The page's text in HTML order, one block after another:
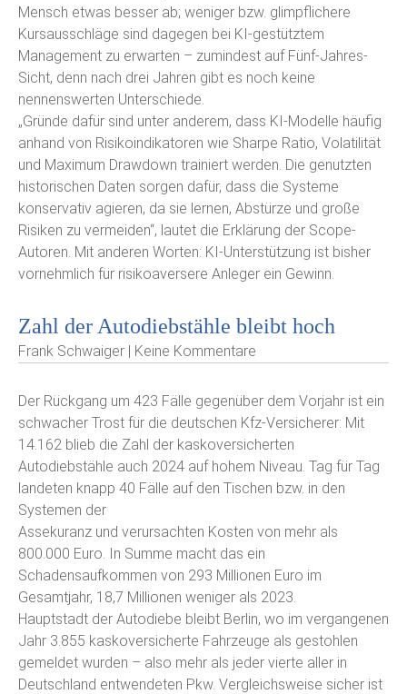
Mensch etwas besser ab; weniger bzw. glimpflichere
Kursausschläge sind dagegen bei KI-gestütztem
Management zu erwarten – zumindest auf Fünf-Jahres-
Sicht, denn nach drei Jahren gibt es noch keine
nennenswerten Unterschiede.
„Gründe dafür sind unter anderem, dass KI-Modelle häufig
anhand von Risikoindikatoren wie Sharpe Ratio, Volatilität
und Maximum Drawdown trainiert werden. Die genutzten
historischen Daten sorgen dafür, dass die Systeme
konservativ agieren, da sie lernen, Abstürze und große
Risiken zu vermeiden“, lautet die Erklärung der Scope-
Autoren. Mit anderen Worten: KI-Unterstützung ist bisher
vornehmlich für risikoaversere Anleger ein Gewinn.
Zahl der Autodiebstähle bleibt hoch
Frank Schwaiger | Keine Kommentare
Der Rückgang um 423 Fälle gegenüber dem Vorjahr ist ein
schwacher Trost für die deutschen Kfz-Versicherer: Mit
14.162 blieb die Zahl der kaskoversicherten
Autodiebstähle auch 2024 auf hohem Niveau. Tag für Tag
landeten knapp 40 Fälle auf den Tischen bzw. in den
Systemen der
Assekuranz und verursachten Kosten von mehr als
800.000 Euro. In Summe macht das ein
Schadensaufkommen von 293 Millionen Euro im
Gesamtjahr, 18,7 Millionen weniger als 2023.
Hauptstadt der Autodiebe bleibt Berlin, wo im vergangenen
Jahr 3.855 kaskoversicherte Fahrzeuge als gestohlen
gemeldet wurden – also mehr als jeder vierte aller in
Deutschland entwendeten Pkw. Vergleichsweise sicher ist